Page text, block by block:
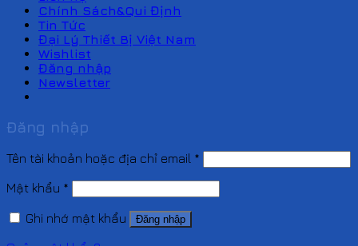
Chính Sách&Qui Định
Tin Tức
Đại Lý Thiết Bị Việt Nam
Wishlist
Đăng nhập
Newsletter
Đăng nhập
Tên tài khoản hoặc địa chỉ email *
Mật khẩu *
Ghi nhớ mật khẩu Đăng nhập